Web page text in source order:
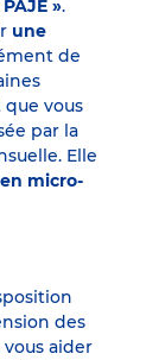
».
une
de
vous
par la
Elle
micro-
des
aider